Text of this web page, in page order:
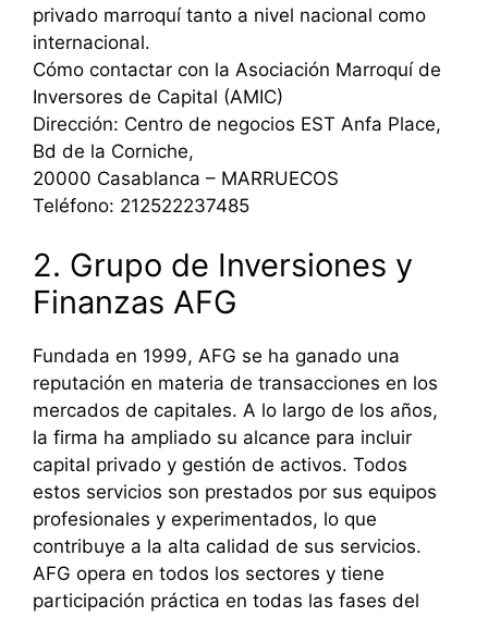
privado marroquí tanto a nivel nacional como
internacional.
Cómo contactar con la Asociación Marroquí de
Inversores de Capital (AMIC)
Dirección: Centro de negocios EST Anfa Place,
Bd de la Corniche,
20000 Casablanca – MARRUECOS
Teléfono: 212522237485
2. Grupo de Inversiones y
Finanzas AFG
Fundada en 1999, AFG se ha ganado una
reputación en materia de transacciones en los
mercados de capitales. A lo largo de los años,
la firma ha ampliado su alcance para incluir
capital privado y gestión de activos. Todos
estos servicios son prestados por sus equipos
profesionales y experimentados, lo que
contribuye a la alta calidad de sus servicios.
AFG opera en todos los sectores y tiene
participación práctica en todas las fases del